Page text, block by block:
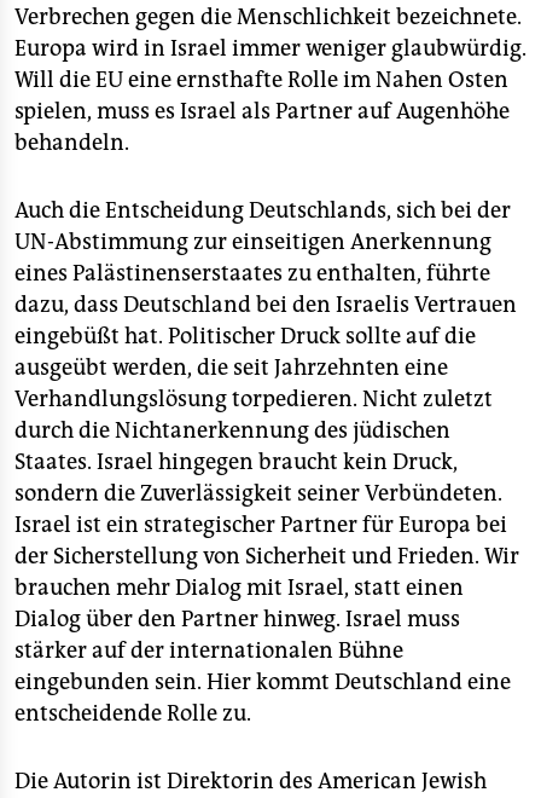
Verbrechen gegen die Menschlichkeit bezeichnete.
Europa wird in Israel immer weniger glaubwürdig.
Will die EU eine ernsthafte Rolle im Nahen Osten
spielen, muss es Israel als Partner auf Augenhöhe
behandeln.
Auch die Entscheidung Deutschlands, sich bei der
UN-Abstimmung zur einseitigen Anerkennung
eines Palästinenserstaates zu enthalten, führte
dazu, dass Deutschland bei den Israelis Vertrauen
eingebüßt hat. Politischer Druck sollte auf die
ausgeübt werden, die seit Jahrzehnten eine
Verhandlungslösung torpedieren. Nicht zuletzt
durch die Nichtanerkennung des jüdischen
Staates. Israel hingegen braucht kein Druck,
sondern die Zuverlässigkeit seiner Verbündeten.
Israel ist ein strategischer Partner für Europa bei
der Sicherstellung von Sicherheit und Frieden. Wir
brauchen mehr Dialog mit Israel, statt einen
Dialog über den Partner hinweg. Israel muss
stärker auf der internationalen Bühne
eingebunden sein. Hier kommt Deutschland eine
entscheidende Rolle zu.
Die Autorin ist Direktorin des American Jewish